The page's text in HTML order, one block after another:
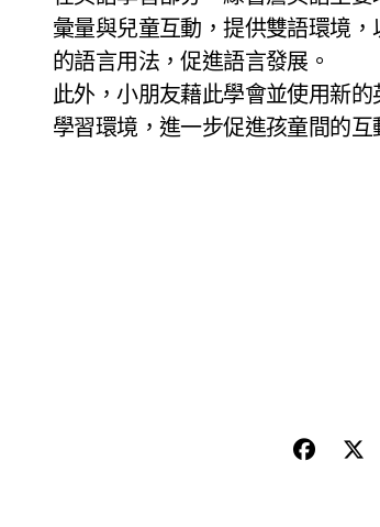
彙量與兒童互動，提供雙語環境
的語言用法，促進語言發展。
此外，小朋友藉此學會並使用新
學習環境，進一步促進孩童間的互